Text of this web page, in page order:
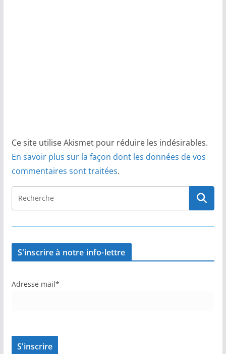
Ce site utilise Akismet pour réduire les indésirables.
En savoir plus sur la façon dont les données de vos
commentaires sont traitées.
S'inscrire à notre info-lettre
Adresse mail*